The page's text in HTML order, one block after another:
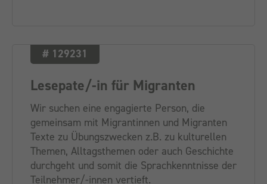
# 129231
Lesepate/-in für Migranten
Wir suchen eine engagierte Person, die
gemeinsam mit Migrantinnen und Migranten
Texte zu Übungszwecken z.B. zu kulturellen
Themen, Alltagsthemen oder auch Geschichte
durchgeht und somit die Sprachkenntnisse der
Teilnehmer/-innen vertieft.